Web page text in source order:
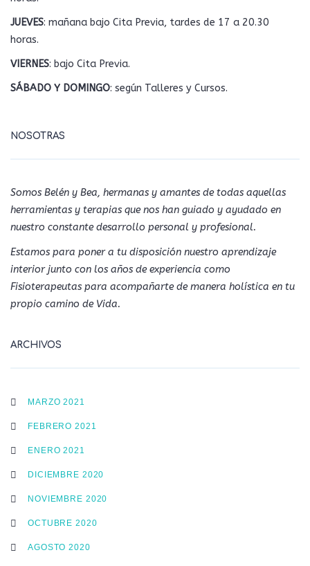
JUEVES: mañana bajo Cita Previa, tardes de 17 a 20.30
horas.
VIERNES: bajo Cita Previa.
SÁBADO Y DOMINGO: según Talleres y Cursos.
NOSOTRAS
Somos Belén y Bea, hermanas y amantes de todas aquellas
herramientas y terapias que nos han guiado y ayudado en
nuestro constante desarrollo personal y profesional.
Estamos para poner a tu disposición nuestro aprendizaje
interior junto con los años de experiencia como
Fisioterapeutas para acompañarte de manera holística en tu
propio camino de Vida.
ARCHIVOS
MARZO 2021
FEBRERO 2021
ENERO 2021
DICIEMBRE 2020
NOVIEMBRE 2020
OCTUBRE 2020
AGOSTO 2020